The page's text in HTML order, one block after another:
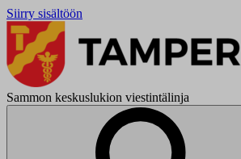
Siirry sisältöön
Sammon keskuslukion viestintälinja